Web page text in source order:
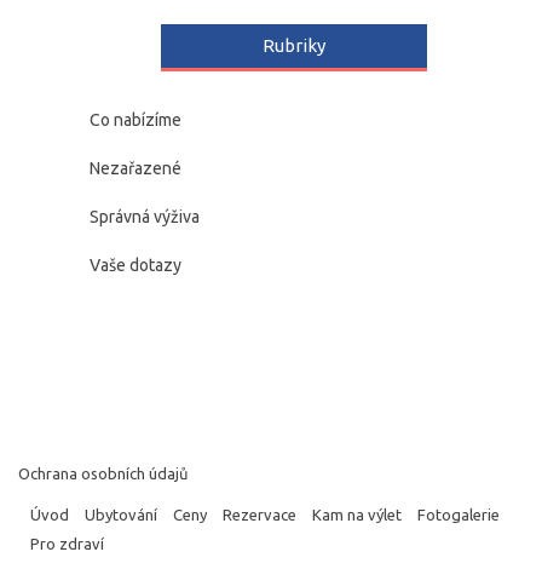
Rubriky
Co nabízíme
Nezařazené
Správná výživa
Vaše dotazy
Ochrana osobních údajů
Úvod Ubytování Ceny Rezervace Kam na výlet
Fotogalerie
Pro zdraví